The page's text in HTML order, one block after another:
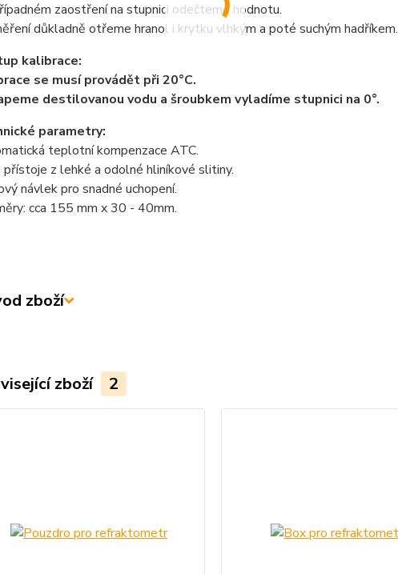
zaostření na stupnici odečteme hodnotu.
důkladně otřeme hranol i krytku vlhkým a poté suchým hadříkem.
kalibrace:
se musí provádět při 20°C.
destilovanou vodu a šroubkem vyladíme stupnici na 0°.
parametry:
teplotní kompenzace ATC.
z lehké a odolné hliníkové slitiny.
návlek pro snadné uchopení.
cca 155 mm x 30 - 40mm.
zboží
zboží 2